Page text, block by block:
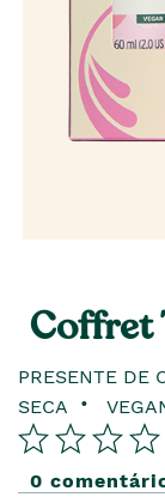
Coffret
PRESENTE DE
SECA
0